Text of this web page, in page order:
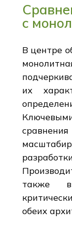
с
В центре
их
также
обеих